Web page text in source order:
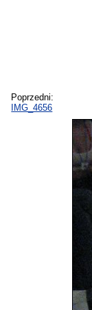
Poprzedni:
IMG_4656